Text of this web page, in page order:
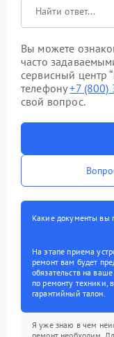
Вы можете
часто
сервисный центр
телефону+7
свой вопрос.
Какие документы вы
На этапе приема
ремонт вам будет
обязательств на
по ремонту техники,
гарантийный талон.
Я уже знаю в чем